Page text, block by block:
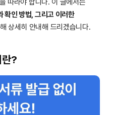
을 따라야 합니다. 이 글에서는
확인 방법, 그리고 이러한
상세히 안내해 드리겠습니다.
?